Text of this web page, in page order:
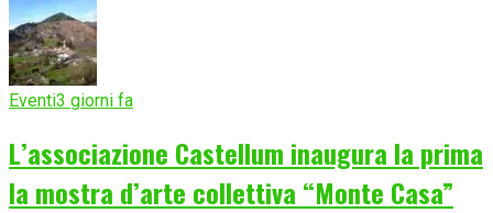
Eventi3 giorni fa
L’associazione Castellum inaugura la prima
la mostra d’arte collettiva “Monte Casa”